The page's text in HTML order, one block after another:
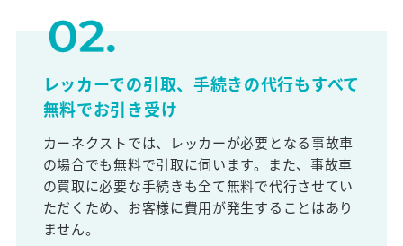
レッカーでの引取、手続きの代行もすべて
無料でお引き受け
カーネクストでは、レッカーが必要となる事故車
の場合でも無料で引取に伺います。また、事故車
の買取に必要な手続きも全て無料で代行させてい
ただくため、お客様に費用が発生することはあり
ません。